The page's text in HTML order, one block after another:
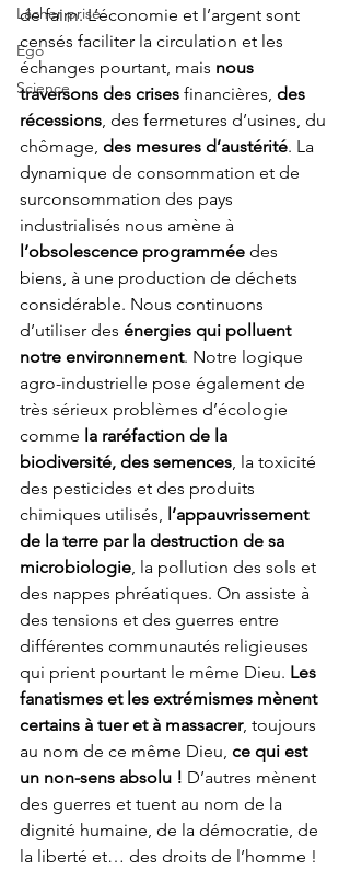
Lâcher prise
Ego
Science
de faim. L’économie et l’argent sont
censés faciliter la circulation et les
échanges pourtant, mais nous
traversons des crises financières, des
récessions , des fermetures d’usines, du
chômage, des mesures d’austérité. La
dynamique de consommation et de
surconsommation des pays
industrialisés nous amène à
l’obsolescence programmée des
biens, à une production de déchets
considérable. Nous continuons
d’utiliser des énergies qui polluent
notre environnement. Notre logique
agro-industrielle pose également de
très sérieux problèmes d’écologie
comme la raréfaction de la
biodiversité, des semences , la toxicité
des pesticides et des produits
chimiques utilisés, l’appauvrissement
de la terre par la destruction de sa
microbiologie , la pollution des sols et
des nappes phréatiques. On assiste à
des tensions et des guerres entre
différentes communautés religieuses
qui prient pourtant le même Dieu. Les
fanatismes et les extrémismes mènent
certains à tuer et à massacrer, toujours
au nom de ce même Dieu, ce qui est
un non-sens absolu ! D’autres mènent
des guerres et tuent au nom de la
dignité humaine, de la démocratie, de
la liberté et… des droits de l’homme !